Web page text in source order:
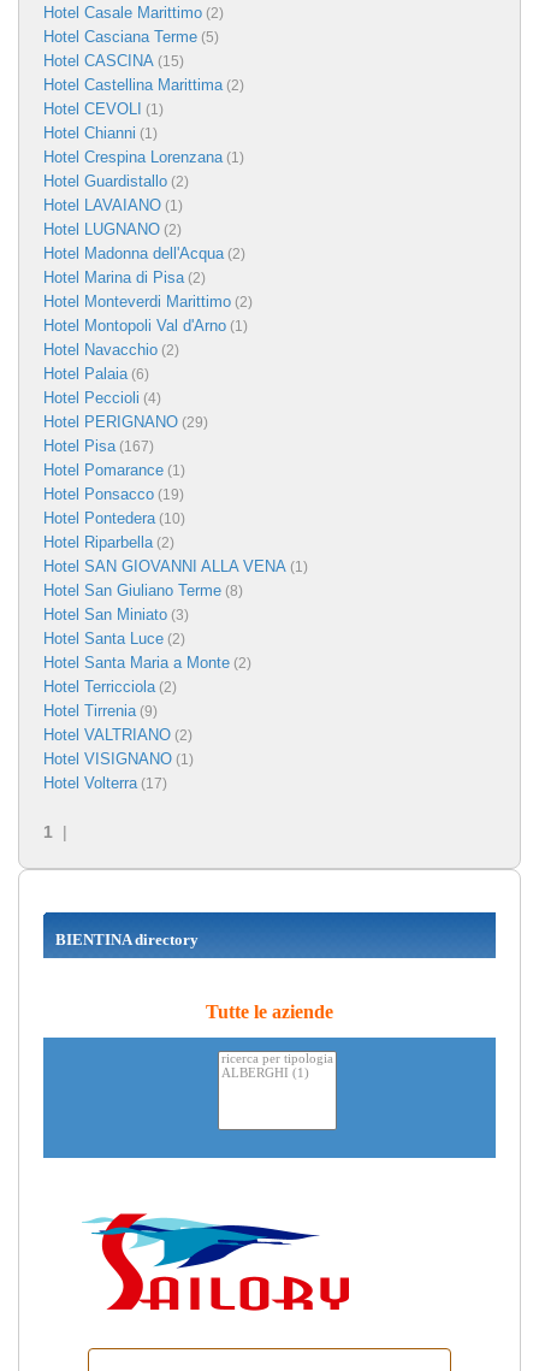
Hotel Casale Marittimo (2)
Hotel Casciana Terme (5)
Hotel CASCINA (15)
Hotel Castellina Marittima (2)
Hotel CEVOLI (1)
Hotel Chianni (1)
Hotel Crespina Lorenzana (1)
Hotel Guardistallo (2)
Hotel LAVAIANO (1)
Hotel LUGNANO (2)
Hotel Madonna dell'Acqua (2)
Hotel Marina di Pisa (2)
Hotel Monteverdi Marittimo (2)
Hotel Montopoli Val d'Arno (1)
Hotel Navacchio (2)
Hotel Palaia (6)
Hotel Peccioli (4)
Hotel PERIGNANO (29)
Hotel Pisa (167)
Hotel Pomarance (1)
Hotel Ponsacco (19)
Hotel Pontedera (10)
Hotel Riparbella (2)
Hotel SAN GIOVANNI ALLA VENA (1)
Hotel San Giuliano Terme (8)
Hotel San Miniato (3)
Hotel Santa Luce (2)
Hotel Santa Maria a Monte (2)
Hotel Terricciola (2)
Hotel Tirrenia (9)
Hotel VALTRIANO (2)
Hotel VISIGNANO (1)
Hotel Volterra (17)
1 |
BIENTINA directory
Tutte le aziende